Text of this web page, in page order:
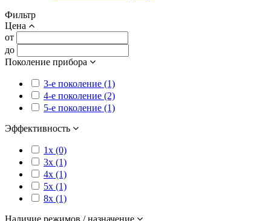
Фильтр
Цена
от
до
Поколение прибора
3-е поколение (1)
4-е поколение (2)
5-е поколение (1)
Эффективность
1x (0)
3x (1)
4x (1)
5x (1)
8x (1)
Наличие режимов / назначение